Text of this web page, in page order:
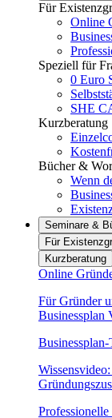
Für
Online
Speziell für
0 Euro
SHE
Kurzberatung
Bücher &
Wenn
Seminare &
Für
Kurzberatung
Online
Für Gründer
Businessplan